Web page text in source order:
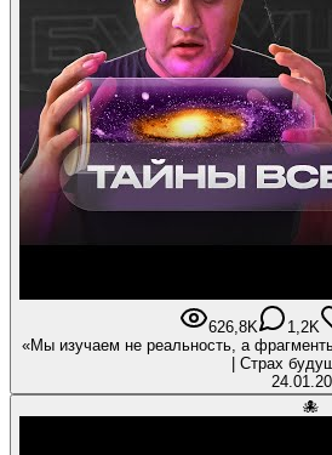
626,8K 1,2K
«Мы изучаем не реальность, а
| Страх
🐙